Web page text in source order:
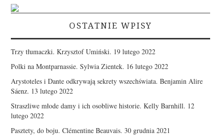
OSTATNIE WPISY
Trzy tłumaczki. Krzysztof Umiński. 19 lutego 2022
Polki na Montparnassie. Sylwia Zientek. 16 lutego 2022
Arystoteles i Dante odkrywają sekrety wszechświata. Benjamin Alire
Sáenz. 13 lutego 2022
Straszliwe młode damy i ich osobliwe historie. Kelly Barnhill. 12
lutego 2022
Pasztety, do boju. Clémentine Beauvais. 30 grudnia 2021